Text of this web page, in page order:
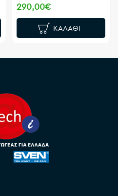
290,00€
ΚΑΛΆΘΙ